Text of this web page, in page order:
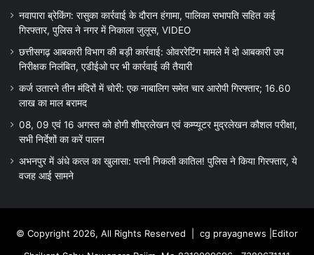
नवापारा ब्रेकिंग: रासुका कार्रवाई के दौरान हंगामा, पालिका सभापति सहित कई
गिरफ्तार, पुलिस ने नगर में निकाला जुलूस, VIDEO
छत्तीसगढ़ आबकारी विभाग की बड़ी कार्रवाई: ओवररेटिंग मामले में दो आबकारी उप
निरीक्षक निलंबित, एडीईओ पर भी कार्रवाई की तैयारी
कर्ज उतारने तीन मंदिरों में चोरी: एक नाबालिग समेत चार आरोपी गिरफ्तार; 16.60
लाख का माल बरामद
08, 09 एवं 16 अगस्त को होगी शीघ्रलेखन एवं कम्प्यूटर मुद्रलेखन कौशल परीक्षा,
सभी निर्देशों का करें पालन
अभनपुर में अंधे कत्ल का खुलासा: पत्नी निकली कातिल! पुलिस ने किया गिरफ्तार, ये
वजह आई सामने
© Copyright 2026, All Rights Reserved | cg prayagnews |Editor